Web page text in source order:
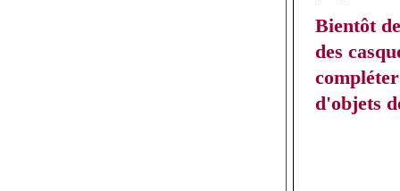
Bientôt
des
d'objets